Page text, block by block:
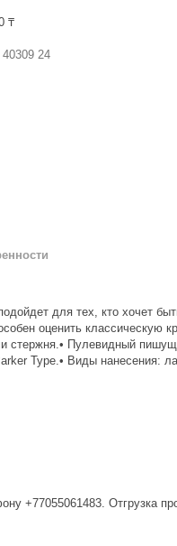
₸
40309 24
для тех, кто хочет
оценить классическую
стержня.• Пулевидный
Type.• Виды нанесения:
+77055061483. Отгрузка